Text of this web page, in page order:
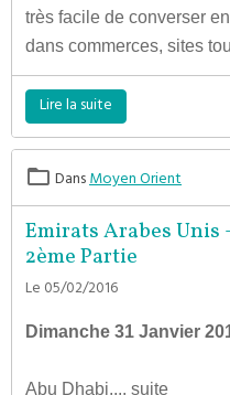
très facile de converser
dans commerces, sites
Lire la suite
DansMoyen Orient
Emirats Arabes
2ème Partie
Le 05/02/2016
Dimanche 31 Janvier
Abu Dhabi.... suite